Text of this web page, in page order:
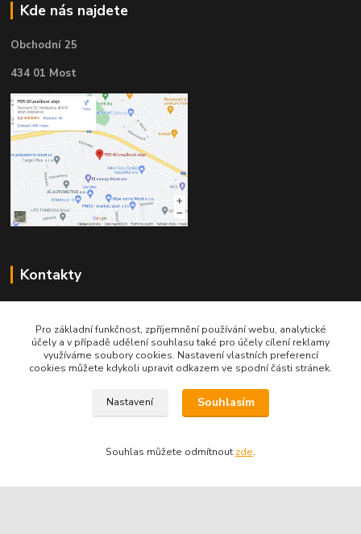
Kde nás najdete
Obchodní 25
434 01 Most
Kontakty
Telefon pro technické dotazy: 775 113 255
Telefon do našeho obchodu : 774 993 479
Pro základní funkčnost, zpříjemnění používání webu, analytické
účely a v případě udělení souhlasu také pro účely cílení reklamy
využíváme soubory cookies. Nastavení vlastních preferencí
cookies můžete kdykoli upravit odkazem ve spodní části stránek.
Nastavení Souhlasím
Souhlas můžete odmítnout zde.